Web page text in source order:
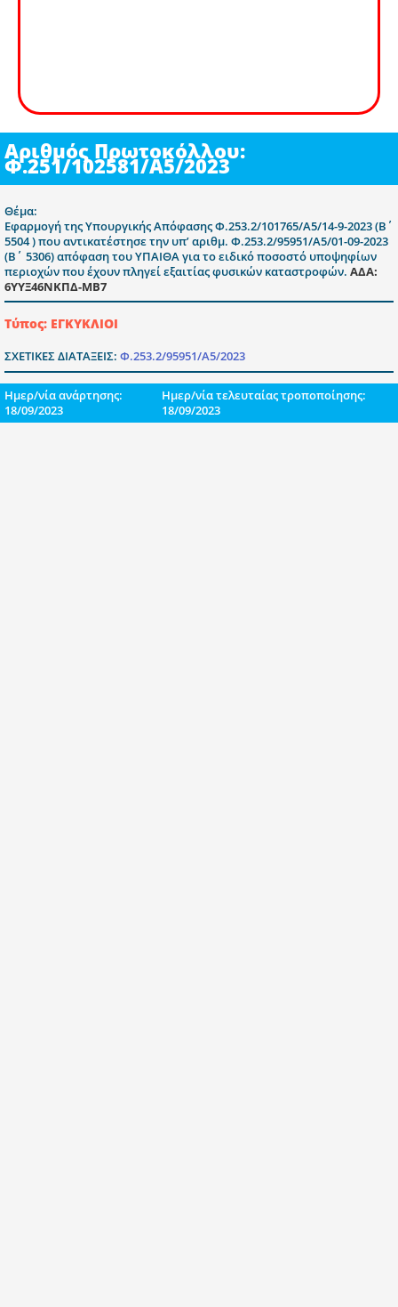
Αριθμός Πρωτοκόλλου:
Φ.251/102581/Α5/2023
Θέμα:
Εφαρμογή της Υπουργικής Απόφασης Φ.253.2/101765/A5/14-9-2023 (Β΄
5504 ) που αντικατέστησε την υπ’ αριθμ. Φ.253.2/95951/A5/01-09-2023
(Β΄ 5306) απόφαση του ΥΠΑΙΘΑ για το ειδικό ποσοστό υποψηφίων
περιοχών που έχουν πληγεί εξαιτίας φυσικών καταστροφών. ΑΔΑ:
6ΥΥΞ46ΝΚΠΔ-ΜΒ7
Τύπος: ΕΓΚΥΚΛΙΟΙ
ΣΧΕΤΙΚΕΣ ΔΙΑΤΑΞΕΙΣ: Φ.253.2/95951/A5/2023
Ημερ/νία ανάρτησης:
18/09/2023
Ημερ/νία τελευταίας τροποποίησης:
18/09/2023